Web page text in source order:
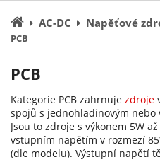
Úvodní
stránka
AC-DC Napěťové
PCB
PCB
Kategorie PCB zahrnuje zdroje
spojů s jednohladinovým nebo
Jsou to zdroje s výkonem 5W
vstupním napětím v rozmezí
(dle modelu). Výstupní napětí